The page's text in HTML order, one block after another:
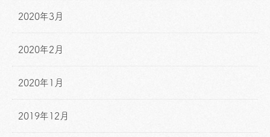
2020年3月
2020年2月
2020年1月
2019年12月